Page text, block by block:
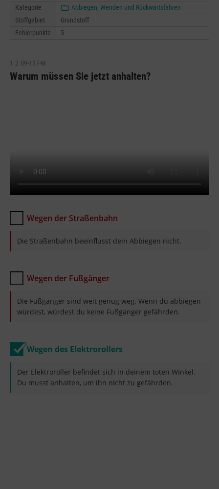
Kategorie
Abbiegen, Wenden und Rückwärtsfahren
Stoffgebiet
Grundstoff
Fehlerpunkte
5
1.2.09-137-M
Warum müssen Sie jetzt anhalten?
Wegen der Straßenbahn
Die Straßenbahn beeinflusst dein Abbiegen nicht.
Wegen der Fußgänger
Die Fußgänger sind weit genug weg. Wenn du abbiegen
würdest, würdest du keine Fußgänger gefährden.
Wegen des Elektrorollers
Der Elektroroller befindet sich in deinem toten Winkel.
Du musst anhalten, um ihn nicht zu gefährden.